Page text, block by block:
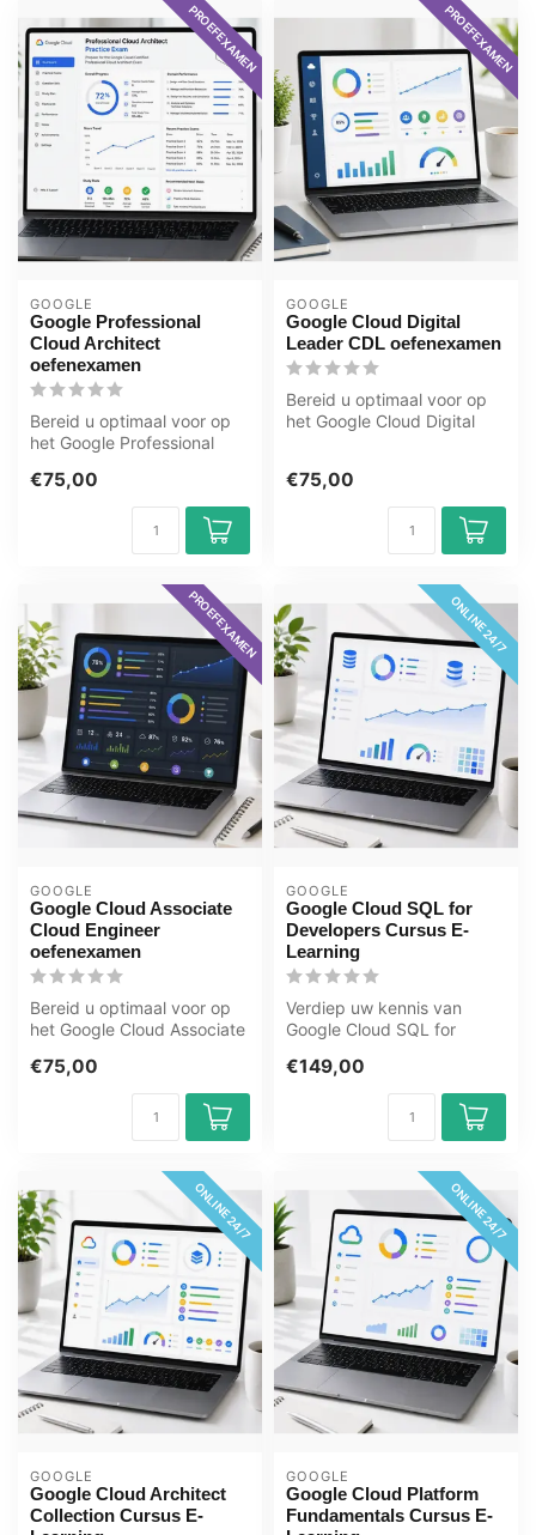
PROEFEXAMEN
GOOGLE
Google Professional
Cloud Architect
oefenexamen
Bereid u optimaal voor op
het Google Professional
met het...
€75,00
PROEFEXAMEN
GOOGLE
Google Cloud Digital
Leader CDL oefenexamen
Bereid u optimaal voor op
het Google Cloud Digital
€75,00
PROEFEXAMEN
GOOGLE
Google Cloud Associate
Cloud Engineer
oefenexamen
Bereid u optimaal voor op
het Google Cloud Associate
h...
€75,00
ONLINE 24/7
GOOGLE
Google Cloud SQL for
Developers Cursus E-
Learning
Verdiep uw kennis van
Google Cloud SQL for
learning van OE...
€149,00
ONLINE 24/7
GOOGLE
Google Cloud Architect
Collection Cursus E-
ONLINE 24/7
GOOGLE
Google Cloud Platform
Fundamentals Cursus E-